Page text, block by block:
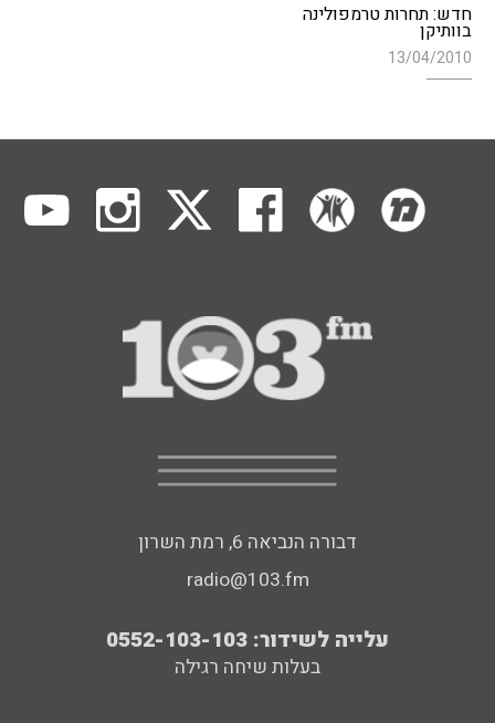
חדש: תחרות טרמפולינה
בוותיקן
13/04/2010
דבורה הנביאה 6, רמת השרון
radio@103.fm
עלייה לשידור: 0552-103-103
בעלות שיחה רגילה